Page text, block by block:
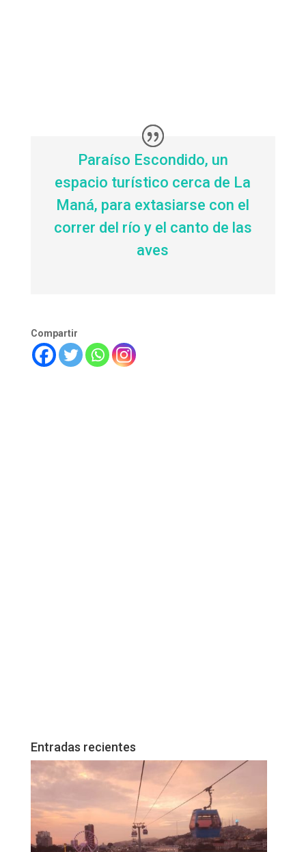
Paraíso Escondido, un
espacio turístico cerca de La
Maná, para extasiarse con el
correr del río y el canto de las
aves
Compartir
Entradas recientes